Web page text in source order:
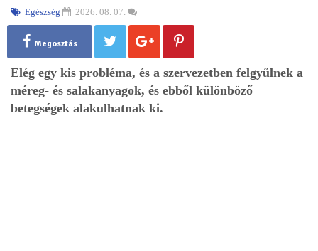
Egészség 2026. 08. 07.
Megosztás
Elég egy kis probléma, és a szervezetben felgyűlnek a
méreg- és salakanyagok, és ebből különböző
betegségek alakulhatnak ki.